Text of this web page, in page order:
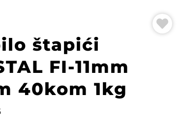
štapići
FI-11mm
40kom 1kg